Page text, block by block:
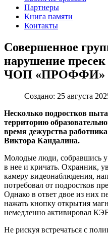
Партнеры
Книга памяти
Контакты
Совершенное
нарушение
ЧОП «ПРОФФИ»
Создано: 25 августа
Несколько подростков
территорию
время дежурства
Виктора Кандалина.
Молодые люди, собравшись у
в нее и кричать. Охранник,
камеру видеонаблюдения,
потребовал от подростков
Однако в ответ двое из них
нажать кнопку открытия
немедленно активировал
Не рискуя встречаться с